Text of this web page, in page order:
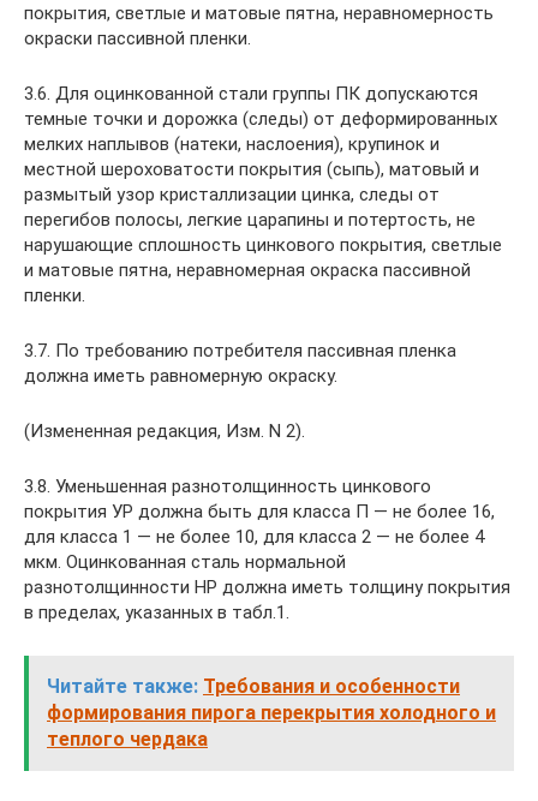
покрытия, светлые и матовые пятна, неравномерность
окраски пассивной пленки.
3.6. Для оцинкованной стали группы ПК допускаются
темные точки и дорожка (следы) от деформированных
мелких наплывов (натеки, наслоения), крупинок и
местной шероховатости покрытия (сыпь), матовый и
размытый узор кристаллизации цинка, следы от
перегибов полосы, легкие царапины и потертость, не
нарушающие сплошность цинкового покрытия, светлые
и матовые пятна, неравномерная окраска пассивной
пленки.
3.7. По требованию потребителя пассивная пленка
должна иметь равномерную окраску.
(Измененная редакция, Изм. N 2).
3.8. Уменьшенная разнотолщинность цинкового
покрытия УР должна быть для класса П — не более 16,
для класса 1 — не более 10, для класса 2 — не более 4
мкм. Оцинкованная сталь нормальной
разнотолщинности HP должна иметь толщину покрытия
в пределах, указанных в табл.1.
Читайте также: Требования и особенности
формирования пирога перекрытия холодного и
теплого чердака